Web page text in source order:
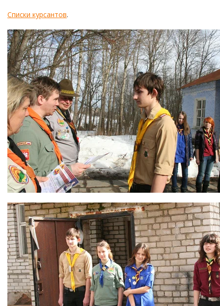
Списки курсантов.